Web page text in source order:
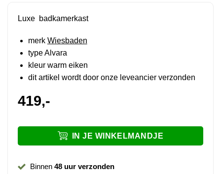
Luxe badkamerkast
merk Wiesbaden
type Alvara
kleur warm eiken
dit artikel wordt door onze leveancier verzonden
419,-
IN JE WINKELMANDJE
Binnen 48 uur verzonden